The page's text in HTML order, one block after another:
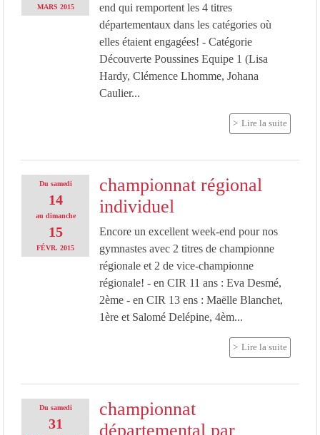
MARS 2015
end qui remportent les 4 titres
départementaux dans les catégories où
elles étaient engagées! - Catégorie
Découverte Poussines Equipe 1 (Lisa
Hardy, Clémence Lhomme, Johana
Caulier...
Lire la suite
Du samedi
14
au dimanche
15
FÉVR. 2015
championnat régional
individuel
Encore un excellent week-end pour nos
gymnastes avec 2 titres de championne
régionale et 2 de vice-championne
régionale! - en CIR 11 ans : Eva Desmé,
2ème - en CIR 13 ens : Maëlle Blanchet,
1ère et Salomé Delépine, 4èm...
Lire la suite
Du samedi
31
championnat
départemental par